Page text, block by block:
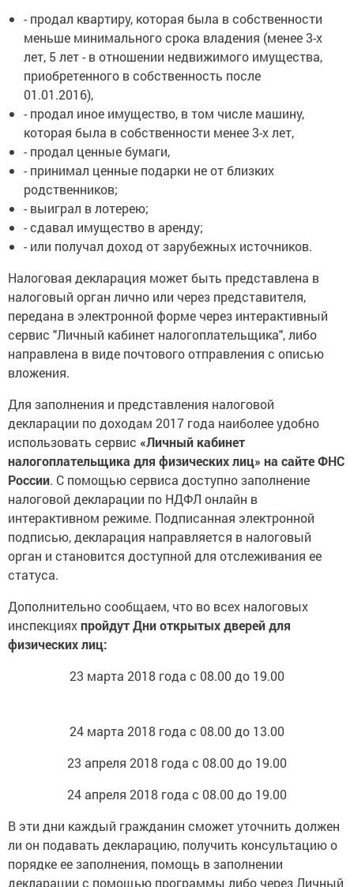
- продал квартиру, которая была в собственности
меньше минимального срока владения (менее 3-х
лет, 5 лет - в отношении недвижимого имущества,
приобретенного в собственность после
01.01.2016),
- продал иное имущество, в том числе машину,
которая была в собственности менее 3-х лет,
- продал ценные бумаги,
- принимал ценные подарки не от близких
родственников;
- выиграл в лотерею;
- сдавал имущество в аренду;
- или получал доход от зарубежных источников.
Налоговая декларация может быть представлена в
налоговый орган лично или через представителя,
передана в электронной форме через интерактивный
сервис "Личный кабинет налогоплательщика", либо
направлена в виде почтового отправления с описью
вложения.
Для заполнения и представления налоговой
декларации по доходам 2017 года наиболее удобно
использовать сервис «Личный кабинет
налогоплательщика для физических лиц» на сайте ФНС
России. С помощью сервиса доступно заполнение
налоговой декларации по НДФЛ онлайн в
интерактивном режиме. Подписанная электронной
подписью, декларация направляется в налоговый
орган и становится доступной для отслеживания ее
статуса.
Дополнительно сообщаем, что во всех налоговых
инспекцияхпройдут Дни открытых дверей для
физических лиц:
23 марта 2018 года с 08.00 до 19.00
24 марта 2018 года с 08.00 до 13.00
23 апреля 2018 года с 08.00 до 19.00
24 апреля 2018 года с 08.00 до 19.00
В эти дни каждый гражданин сможет уточнить должен
ли он подавать декларацию, получить консультацию о
порядке ее заполнения, помощь в заполнении
декларации с помощью программы либо через Личный